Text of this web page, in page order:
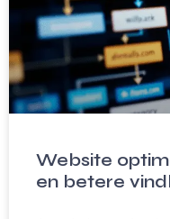
Website
en betere